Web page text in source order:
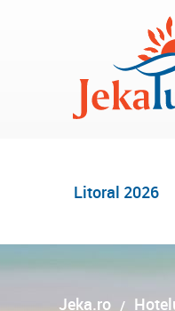
Litoral 2026
Jeka.ro